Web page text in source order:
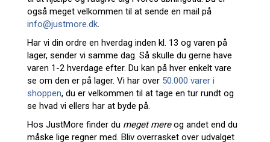
også meget velkommen til at sende en mail på
info@justmore.dk.
Har vi din ordre en hverdag inden kl. 13 og varen på
lager, sender vi samme dag. Så skulle du gerne have
varen 1-2 hverdage efter. Du kan på hver enkelt vare
se om den er på lager. Vi har over 50.000 varer i
shoppen, du er velkommen til at tage en tur rundt og
se hvad vi ellers har at byde på.
Hos JustMore finder du meget mereog andet end du
måske lige regner med. Bliv overrasket over udvalget